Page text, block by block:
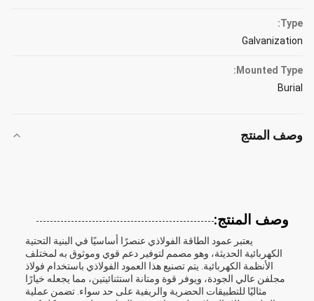
Type:
Galvanization
Mounted Type:
Burial
وصف المنتج
وصف المنتج:
يعتبر عمود الطاقة الفولاذي عنصرًا أساسيًا في البنية التحتية
الكهربائية الحديثة، وهو مصمم لتوفير دعم قوي وموثوق به لمختلف
الأنظمة الكهربائية. يتم تصنيع هذا العمود الفولاذي باستخدام فولاذ
مجلفن عالي الجودة، ويوفر قوة ومتانة استثنائيتين، مما يجعله خيارًا
مثاليًا للتطبيقات الحضرية والريفية على حد سواء. تضمن عملية